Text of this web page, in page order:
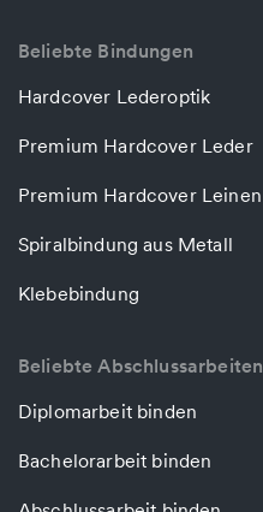
Beliebte Bindungen
Hardcover Lederoptik
Premium Hardcover Leder
Premium Hardcover Leinen
Spiralbindung aus Metall
Klebebindung
Beliebte Abschlussarbeiten
Diplomarbeit binden
Bachelorarbeit binden